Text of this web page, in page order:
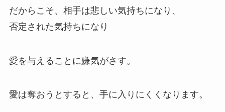
だからこそ、相手は悲しい気持ちになり、
否定された気持ちになり
愛を与えることに嫌気がさす。
愛は奪おうとすると、手に入りにくくなります。